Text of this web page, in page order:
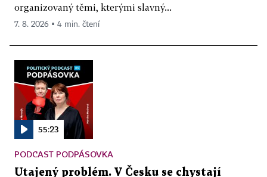
organizovaný těmi, kterými slavný...
7. 8. 2026 ▪ 4 min. čtení
55:23
PODCAST PODPÁSOVKA
Utajený problém. V Česku se chystají